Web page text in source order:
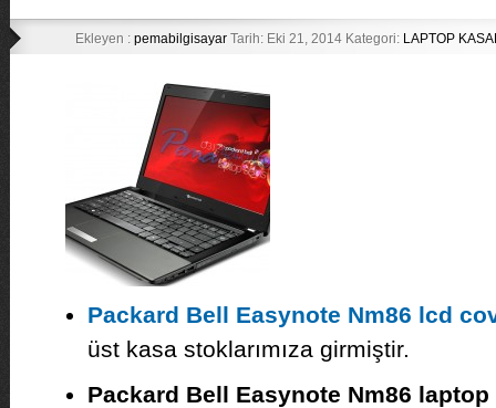
Ekleyen : pemabilgisayarTarih: Eki 21, 2014 Kategori: LAPTOP
Packard Bell Easynote Nm86 lcd
üst kasa stoklarımıza girmiştir.
Packard Bell Easynote Nm86 laptop